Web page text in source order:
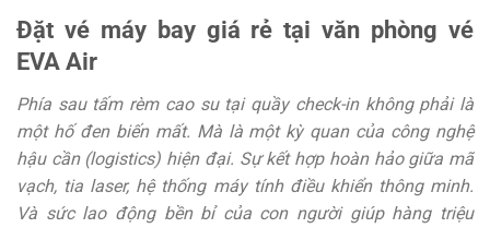
Đặt vé máy bay giá rẻ tại văn phòng vé
EVA Air
Phía sau tấm rèm cao su tại quầy check-in không phải là
một hố đen biến mất. Mà là một kỳ quan của công nghệ
hậu cần (logistics) hiện đại. Sự kết hợp hoàn hảo giữa mã
vạch, tia laser, hệ thống máy tính điều khiển thông minh.
Và sức lao động bền bỉ của con người giúp hàng triệu